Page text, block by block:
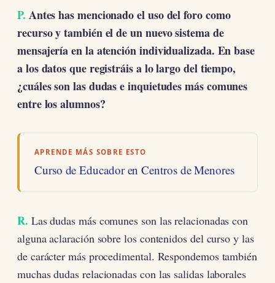
P. Antes has mencionado el uso del foro como
recurso y también el de un nuevo sistema de
mensajería en la atención individualizada. En base
a los datos que registráis a lo largo del tiempo,
¿cuáles son las dudas e inquietudes más comunes
entre los alumnos?
APRENDE MÁS SOBRE ESTO
Curso de Educador en Centros de Menores
R. Las dudas más comunes son las relacionadas con
alguna aclaración sobre los contenidos del curso y las
de carácter más procedimental. Respondemos también
muchas dudas relacionadas con las salidas laborales